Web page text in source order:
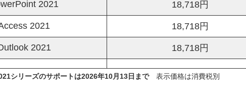
2021 18,718円
2021 18,718円
2021 18,718円
シリーズのサポートは2026年10月13日まで表示価格は消費税別